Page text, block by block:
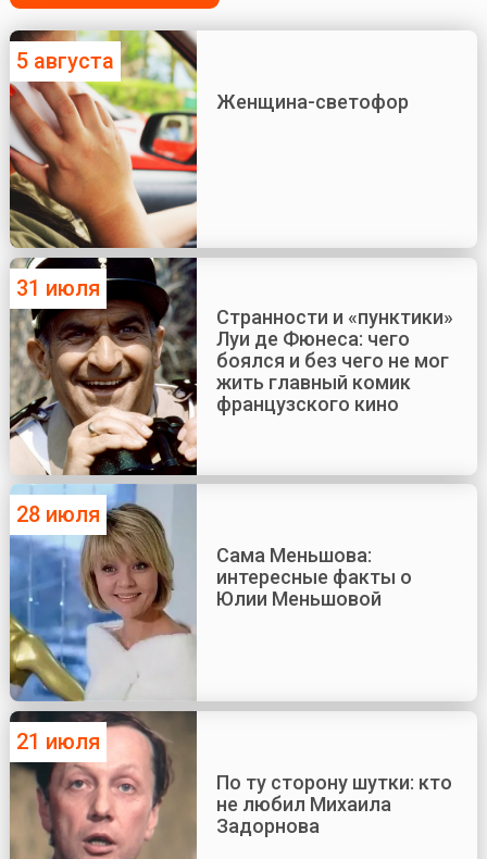
5 августа
Женщина-светофор
31 июля
Странности и «пунктики»
Луи де Фюнеса: чего
боялся и без чего не мог
жить главный комик
французского кино
28 июля
Сама Меньшова:
интересные факты о
Юлии Меньшовой
21 июля
По ту сторону шутки: кто
не любил Михаила
Задорнова